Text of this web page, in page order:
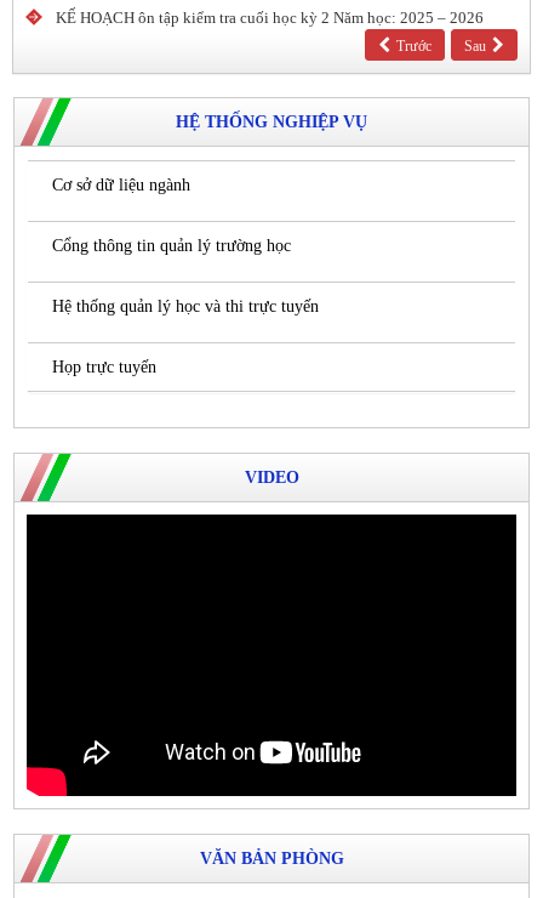
KẾ HOẠCH ôn tập kiểm tra cuối học kỳ 2 Năm học: 2025 – 2026
Trước Sau
HỆ THỐNG NGHIỆP VỤ
Cơ sở dữ liệu ngành
Cổng thông tin quản lý trường học
Hệ thống quản lý học và thi trực tuyến
Họp trực tuyến
VIDEO
VĂN BẢN PHÒNG